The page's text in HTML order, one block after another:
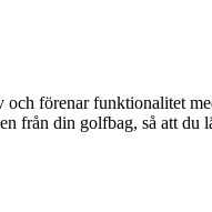
förenar funktionalitet
från din golfbag, så att du